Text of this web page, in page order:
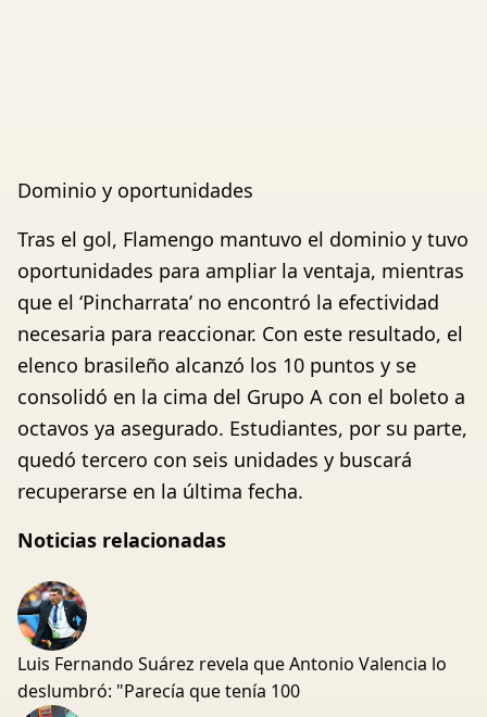
Dominio y oportunidades
Tras el gol, Flamengo mantuvo el dominio y tuvo
oportunidades para ampliar la ventaja, mientras
que el ‘Pincharrata’ no encontró la efectividad
necesaria para reaccionar. Con este resultado, el
elenco brasileño alcanzó los 10 puntos y se
consolidó en la cima del Grupo A con el boleto a
octavos ya asegurado. Estudiantes, por su parte,
quedó tercero con seis unidades y buscará
recuperarse en la última fecha.
Noticias relacionadas
Luis Fernando Suárez revela que Antonio Valencia lo
deslumbró: "Parecía que tenía 100